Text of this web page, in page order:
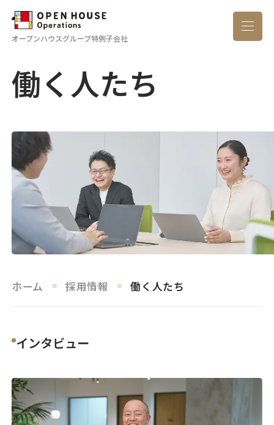
オープンハウスグループ特例子会社
働く人たち
ホーム 採用情報 働く人たち
インタビュー